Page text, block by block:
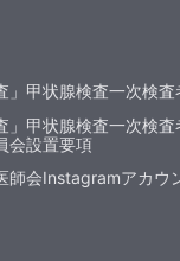
」甲状腺検査一次検
」甲状腺検査一次検
会設置要項
師会Instagramアカウ